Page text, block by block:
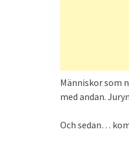
Människor som
med andan.
Och sedan…